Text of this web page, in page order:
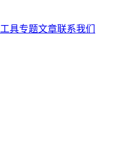
工具专题文章联系我们